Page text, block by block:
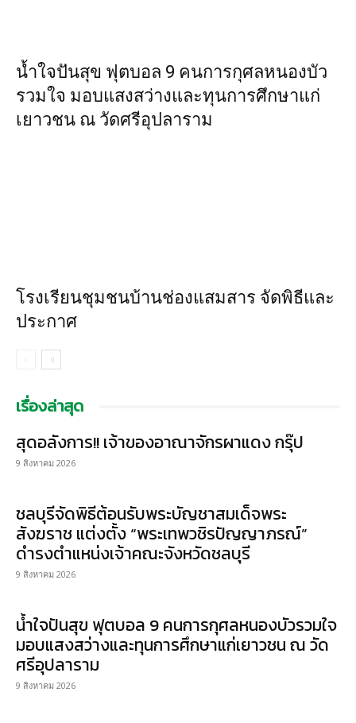
น้ำใจปันสุข ฟุตบอล 9 คนการกุศลหนองบัว
รวมใจ มอบแสงสว่างและทุนการศึกษาแก่
เยาวชน ณ วัดศรีอุปลาราม
โรงเรียนชุมชนบ้านช่องแสมสาร จัดพิธีและ
ประกาศ
เรื่องล่าสุด
สุดอลังการ!! เจ้าของอาณาจักรผาแดง กรุ๊ป
9 สิงหาคม 2026
ชลบุรีจัดพิธีต้อนรับพระบัญชาสมเด็จพระ
สังฆราช แต่งตั้ง “พระเทพวชิรปัญญาภรณ์”
ดำรงตำแหน่งเจ้าคณะจังหวัดชลบุรี
9 สิงหาคม 2026
น้ำใจปันสุข ฟุตบอล 9 คนการกุศลหนองบัวรวมใจ
มอบแสงสว่างและทุนการศึกษาแก่เยาวชน ณ วัด
ศรีอุปลาราม
9 สิงหาคม 2026